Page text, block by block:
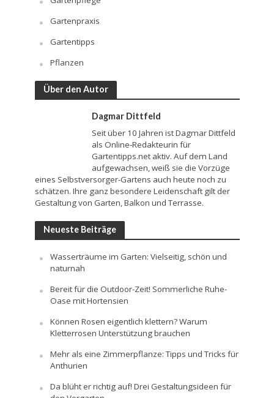
Gartenpraxis
Gartentipps
Pflanzen
Über den Autor
Dagmar Dittfeld
Seit über 10 Jahren ist Dagmar Dittfeld
als Online-Redakteurin für
Gartentipps.net aktiv. Auf dem Land
aufgewachsen, weiß sie die Vorzüge
eines Selbstversorger-Gartens auch heute noch zu
schätzen. Ihre ganz besondere Leidenschaft gilt der
Gestaltung von Garten, Balkon und Terrasse.
Neueste Beiträge
Wasserträume im Garten: Vielseitig, schön und
naturnah
Bereit für die Outdoor-Zeit! Sommerliche Ruhe-
Oase mit Hortensien
Können Rosen eigentlich klettern? Warum
Kletterrosen Unterstützung brauchen
Mehr als eine Zimmerpflanze: Tipps und Tricks für
Anthurien
Da blüht er richtig auf! Drei Gestaltungsideen für